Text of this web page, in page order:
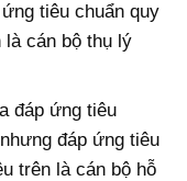
tiêu chuẩn quy
là cán bộ thụ lý
đáp ứng tiêu
đáp ứng tiêu
trên là cán bộ hỗ